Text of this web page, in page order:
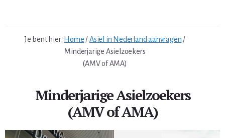
Je bent hier: Home /Asiel in Nederland aanvragen /
Minderjarige Asielzoekers
(AMV of AMA)
Minderjarige Asielzoekers
(AMV of AMA)